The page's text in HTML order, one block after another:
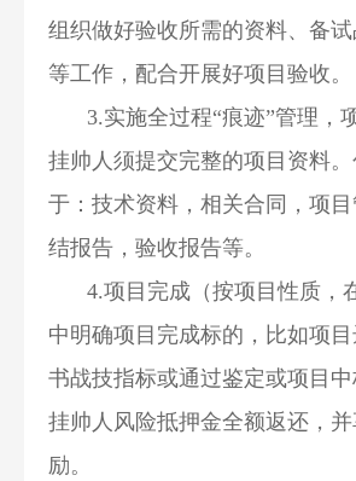
组织做好验收所需的资料、备
等工作，配合开展好项目验收。
3.实施全过程“痕迹”管理，
挂帅人须提交完整的项目资料
于：技术资料，相关合同，项
结报告，验收报告等。
4.项目完成（按项目性质，
中明确项目完成标的，比如项
书战技指标或通过鉴定或项目
挂帅人风险抵押金全额返还，
励。